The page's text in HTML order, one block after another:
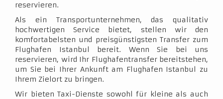
reservieren.
Als ein Transportunternehmen, das qualitativ
hochwertigen Service bietet, stellen wir den
komfortabelsten und preisgünstigsten Transfer zum
Flughafen Istanbul bereit. Wenn Sie bei uns
reservieren, wird Ihr Flughafentransfer bereitstehen,
um Sie bei Ihrer Ankunft am Flughafen Istanbul zu
Ihrem Zielort zu bringen.
Wir bieten Taxi-Dienste sowohl für kleine als auch